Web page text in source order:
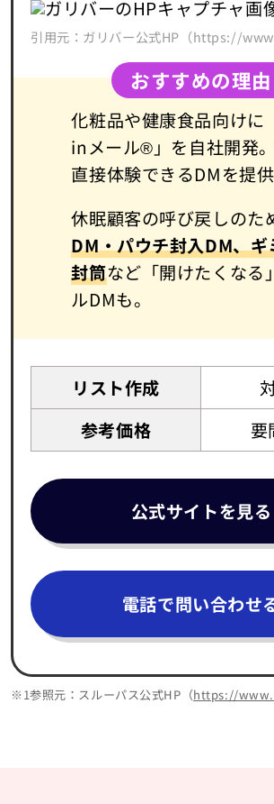
引用元：ガリバー公式HP（https://
おすすめの理由
化粧品や健康食品向けに
inメール®」を自社開発
直接体験できるDMを提供
休眠顧客の呼び戻しのた
DM・パウチ封入DM、ギ
封筒など「開けたくなる
ルDMも。
リスト作成
参考価格
要
公式サイトを見る
電話で問い合わせ
※1参照元：スルーパス公式HP（https://